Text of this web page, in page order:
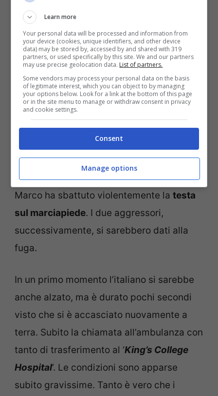
Aggressore Marco Pannone (Ansa Foto)
Nel frattempo gli investigatori hanno
prima della mezzanotte (23:10) il 25enne
sarebbe stato avvicinato da due uomini
per un colloquio breve. Fino a quando uno
dei due non lo ha colpito violentemente in
faccia con unpugnofacendolo cadere a
terra. L’impatto è stato terribile visto che
Marco ha sbattuto violentemente la testa
sul marciapiede. I due aggressori,
successivamente, si sarebbero dati alla
fuga.
In un primo momento l’italiano si sarebbe
anche alzato, ma è durato pochi secondi
visto che si è accasciato nuovamente a
terra. Subito la chiamata all’ambulanza con
tanto di trasferimento al ‘King’s College
Hospital‘. Le condizioni sono apparse
subito gravissime. Tanto è vero che i
Learn more
Your personal data will be processed and information from
your device (cookies, unique identifiers, and other device
data) may be stored by, accessed by and shared with 319
partners, or used specifically by this site. We and our partners
may use precise geolocation data. List of partners.
Some vendors may process your personal data on the basis
of legitimate interest, which you can object to by managing
your options below. Look for a link at the bottom of this page
or in the site menu to manage or withdraw consent in privacy
and cookie settings.
Consent
Manage options